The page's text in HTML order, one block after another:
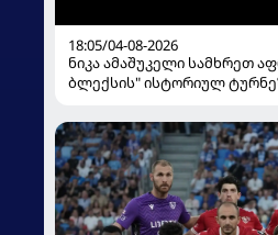
18:05/04-08-2026
ნიკა ამაშუკელი სამხრეთ
ბლექსის" ისტორიულ